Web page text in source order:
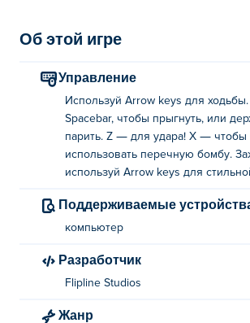
Об этой игре
Управление
Используй Arrow keys для
Spacebar, чтобы прыгнуть, или
парить. Z — для удара! X — чтобы
использовать перечную бомбу.
используй Arrow keys для
Поддерживаемые
компьютер
Разработчик
Flipline Studios
Жанр